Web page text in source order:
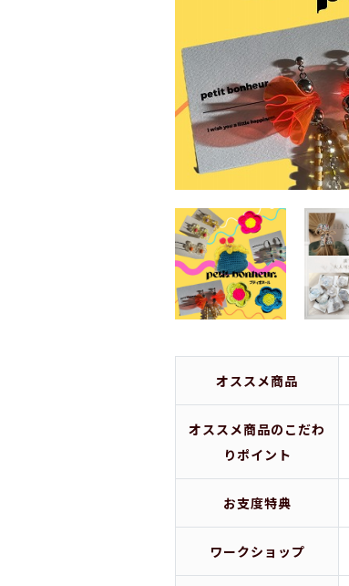
オススメ商品
オススメ商品のこだわ
りポイント
お支度特典
ワークショップ